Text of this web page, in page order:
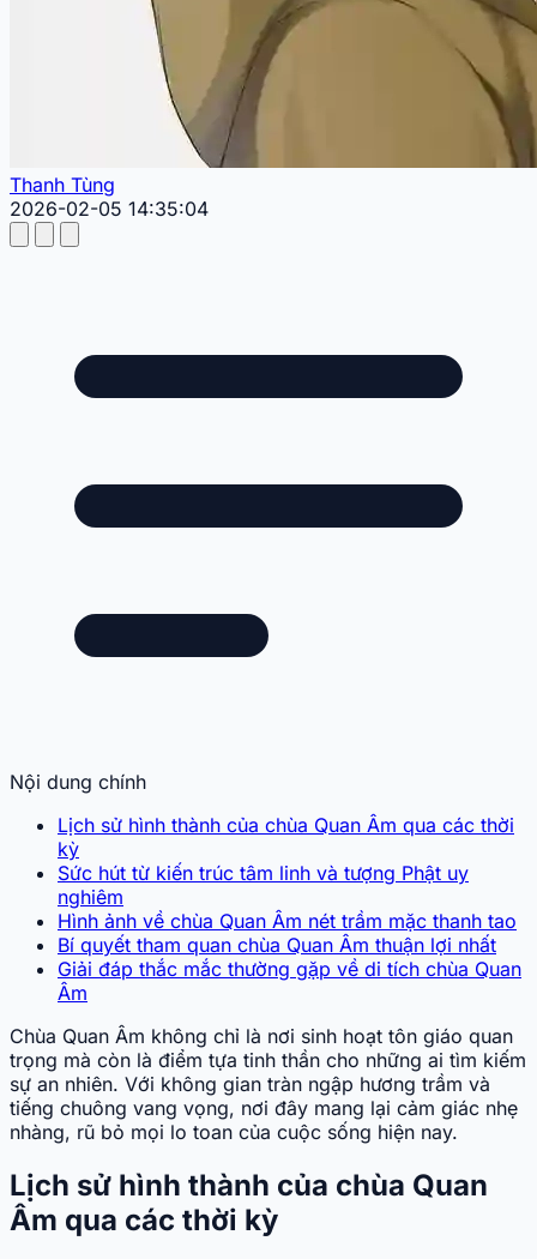
Thanh Tùng
2026-02-05 14:35:04
Nội dung chính
Lịch sử hình thành của chùa Quan Âm qua các thời
kỳ
Sức hút từ kiến trúc tâm linh và tượng Phật uy
nghiêm
Hình ảnh về chùa Quan Âm nét trầm mặc thanh tao
Bí quyết tham quan chùa Quan Âm thuận lợi nhất
Giải đáp thắc mắc thường gặp về di tích chùa Quan
Âm
Chùa Quan Âm không chỉ là nơi sinh hoạt tôn giáo quan
trọng mà còn là điểm tựa tinh thần cho những ai tìm kiếm
sự an nhiên. Với không gian tràn ngập hương trầm và
tiếng chuông vang vọng, nơi đây mang lại cảm giác nhẹ
nhàng, rũ bỏ mọi lo toan của cuộc sống hiện nay.
Lịch sử hình thành của chùa Quan
Âm qua các thời kỳ